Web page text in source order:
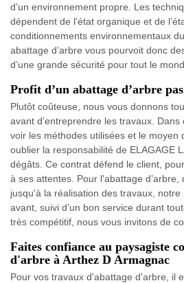
d’un environnement propre. Les
dépendent de l'état organique et de
conditionnements environnementaux
abattage d’arbre vous pourvoit donc
d’une grande sécurité pour tout le
Profit d’un abattage d’arbre
Plutôt coûteuse, nous vous donnons
avant d’entreprendre les travaux.
voir les méthodes utilisées et le moyen
oublier la responsabilité de ELAGAGE
dégâts. Ce contrat défend le client,
à ses attentes. Pour l'abattage d’arbre,
jusqu'à la réalisation des travaux,
avant, suivi d’un bon service durant
très compétitif, nous vous invitons de
Faites confiance au paysagiste
d'arbre à Arthez D Armagnac
Pour vos travaux d'abattage d'arbre, il